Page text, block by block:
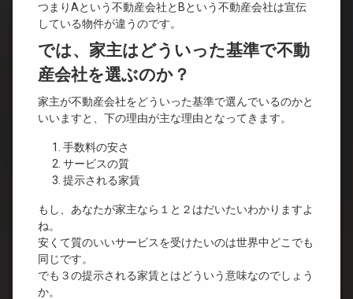
つまりAという不動産会社とBという不動産会社は宣伝
している物件が違うのです。
では、家主はどういった基準で不動
産会社を選ぶのか？
家主が不動産会社をどういった基準で選んでいるのかと
いいますと、下の理由が主な理由となってきます。
手数料の安さ
サービスの質
提示される家賃
もし、あなたが家主なら１と２はだいたいわかりますよ
ね。
安くて質のいいサービスを受けたいのは世界中どこでも
同じです。
でも３の提示される家賃とはどういう意味なのでしょう
か。